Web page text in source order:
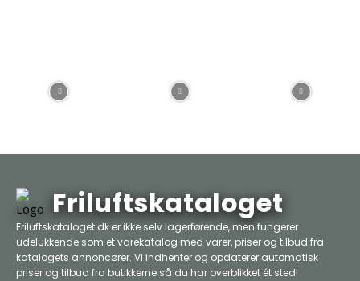
Friluftskataloget
Friluftskataloget.dk er ikke selv lagerførende, men fungerer
udelukkende som et varekatalog med varer, priser og tilbud fra
katalogets annoncører. Vi indhenter og opdaterer automatisk
priser og tilbud fra butikkerne så du har overblikket ét sted!